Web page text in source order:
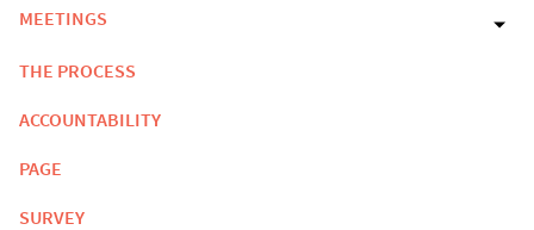
MEETINGS
THE PROCESS
ACCOUNTABILITY
PAGE
SURVEY